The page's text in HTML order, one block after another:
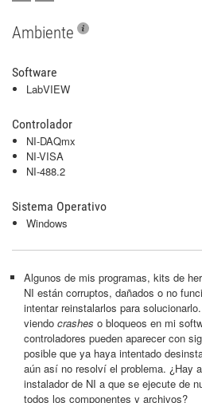
Ambiente
Software
LabVIEW
Controlador
NI-DAQmx
NI-VISA
NI-488.2
Sistema Operativo
Windows
Algunos de mis programas, kits de
NI están corruptos, dañados o no
intentar reinstalarlos para
viendo crashes o bloqueos en mi
controladores pueden aparecer con
posible que ya haya intentado
aún así no resolví el problema. ¿Hay
instalador de NI a que se ejecute de
todos los componentes y archivos?